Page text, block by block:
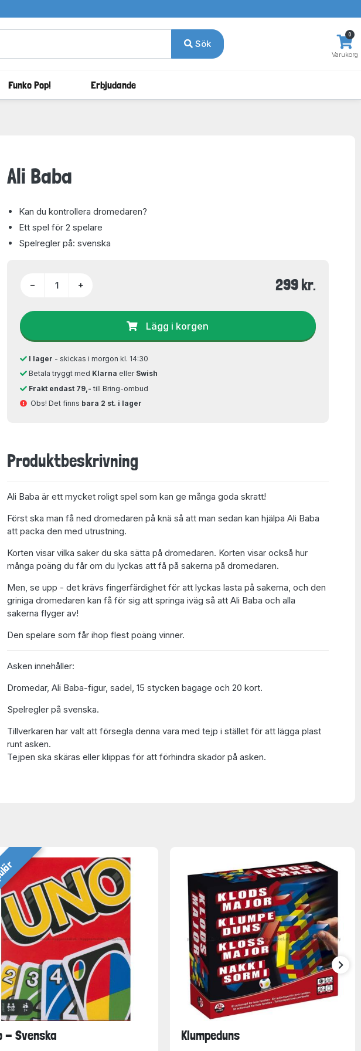
Sök
Varukorg
0
Funko Pop! Erbjudande
Ali Baba
Kan du kontrollera dromedaren?
Ett spel för 2 spelare
Spelregler på: svenska
− + 299 kr.
Lägg i korgen
I lager - skickas i morgon kl. 14:30
Betala tryggt med Klarna eller Swish
Frakt endast 79,- till Bring-ombud
Obs! Det finns bara 2 st. i lager
Produktbeskrivning
Ali Baba är ett mycket roligt spel som kan ge många goda skratt!
Först ska man få ned dromedaren på knä så att man sedan kan hjälpa Ali Baba
att packa den med utrustning.
Korten visar vilka saker du ska sätta på dromedaren. Korten visar också hur
många poäng du får om du lyckas att få på sakerna på dromedaren.
Men, se upp - det krävs fingerfärdighet för att lyckas lasta på sakerna, och den
griniga dromedaren kan få för sig att springa iväg så att Ali Baba och alla
sakerna flyger av!
Den spelare som får ihop flest poäng vinner.
Asken innehåller:
Dromedar, Ali Baba-figur, sadel, 15 stycken bagage och 20 kort.
Spelregler på svenska.
Tillverkaren har valt att försegla denna vara med tejp i stället för att lägga plast
runt asken.
Tejpen ska skäras eller klippas för att förhindra skador på asken.
- Svenska Klumpeduns